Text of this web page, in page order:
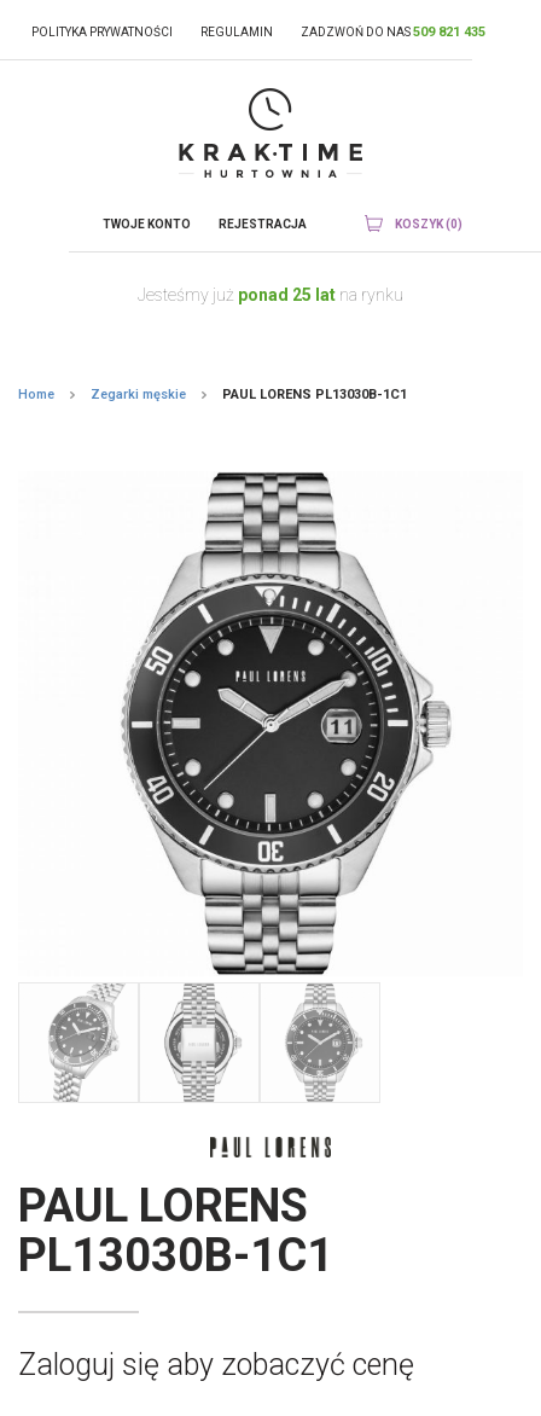
POLITYKA PRYWATNOŚCI REGULAMIN ZADZWOŃ DO NAS509 821 435
TWOJE KONTO REJESTRACJA KOSZYK (0)
Jesteśmy już ponad 25 lat na rynku
Home Zegarki męskie PAUL LORENS PL13030B-1C1
PAUL LORENS
PL13030B-1C1
Zaloguj się aby zobaczyć cenę